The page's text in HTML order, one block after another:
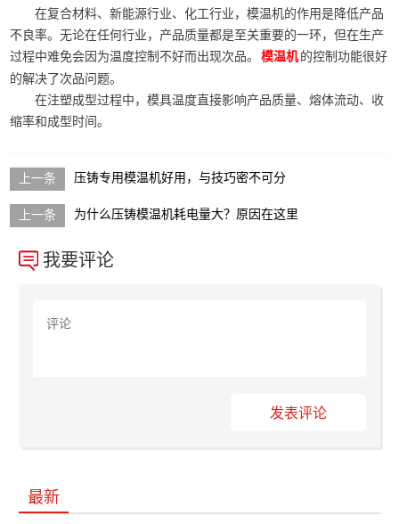
在复合材料、新能源行业、化工行业，模温机的作用是降低产品
不良率。无论在任何行业，产品质量都是至关重要的一环，但在生产
过程中难免会因为温度控制不好而出现次品。
模温机的控制功能很好
的解决了次品问题。
在注塑成型过程中，模具温度直接影响产品质量、熔体流动、收
缩率和成型时间。
压铸专用模温机好用，与技巧密不可分
为什么压铸模温机耗电量大？原因在这里
我要评论
发表评论
最新